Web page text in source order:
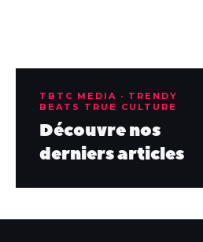
TBTC MEDIA · TRENDY
BEATS TRUE CULTURE
Découvre nos
derniers articles